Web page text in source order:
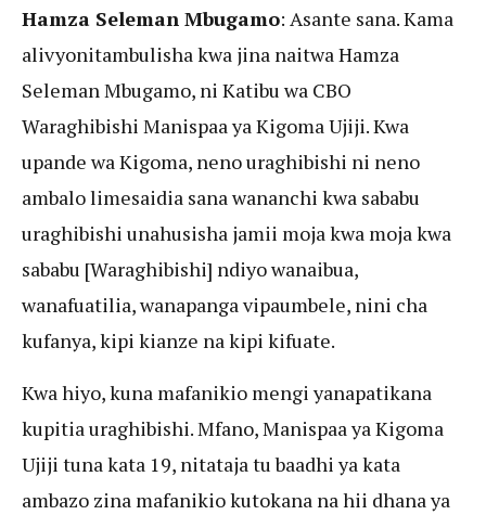
Hamza Seleman Mbugamo: Asante sana. Kama
alivyonitambulisha kwa jina naitwa Hamza
Seleman Mbugamo, ni Katibu wa CBO
Waraghibishi Manispaa ya Kigoma Ujiji. Kwa
upande wa Kigoma, neno uraghibishi ni neno
ambalo limesaidia sana wananchi kwa sababu
uraghibishi unahusisha jamii moja kwa moja kwa
sababu [Waraghibishi] ndiyo wanaibua,
wanafuatilia, wanapanga vipaumbele, nini cha
kufanya, kipi kianze na kipi kifuate.
Kwa hiyo, kuna mafanikio mengi yanapatikana
kupitia uraghibishi. Mfano, Manispaa ya Kigoma
Ujiji tuna kata 19, nitataja tu baadhi ya kata
ambazo zina mafanikio kutokana na hii dhana ya